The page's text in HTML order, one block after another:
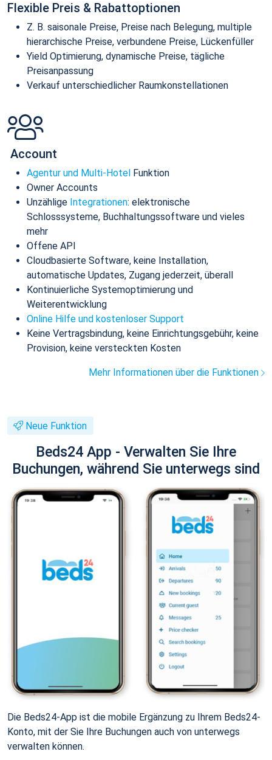
Flexible Preis & Rabattoptionen
Z. B. saisonale Preise, Preise nach Belegung, multiple
hierarchische Preise, verbundene Preise, Lückenfüller
Yield Optimierung, dynamische Preise, tägliche
Preisanpassung
Verkauf unterschiedlicher Raumkonstellationen
Account
Agentur und Multi-Hotel Funktion
Owner Accounts
Unzählige Integrationen: elektronische
Schlosssysteme, Buchhaltungssoftware und vieles
mehr
Offene API
Cloudbasierte Software, keine Installation,
automatische Updates, Zugang jederzeit, überall
Kontinuierliche Systemoptimierung und
Weiterentwicklung
Online Hilfe und kostenloser Support
Keine Vertragsbindung, keine Einrichtungsgebühr, keine
Provision, keine versteckten Kosten
Mehr Informationen über die Funktionen
Neue Funktion
Beds24 App - Verwalten Sie Ihre
Buchungen, während Sie unterwegs sind
Die Beds24-App ist die mobile Ergänzung zu Ihrem Beds24-
Konto, mit der Sie Ihre Buchungen auch von unterwegs
verwalten können.